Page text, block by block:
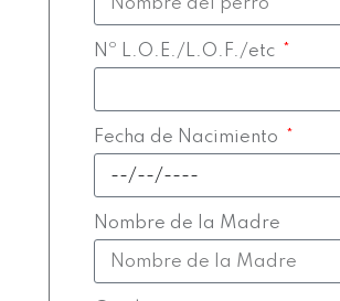
Nº L.O.E./L.O.F./etc
Fecha de Nacimiento
Nombre de la Madre